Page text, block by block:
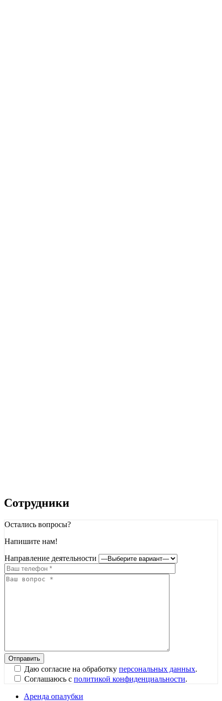
Сотрудники
Остались вопросы?
Напишите нам!
Направление деятельности
Даю согласие на обработку персональных данных.
Соглашаюсь с политикой конфиденциальности.
Аренда опалубки